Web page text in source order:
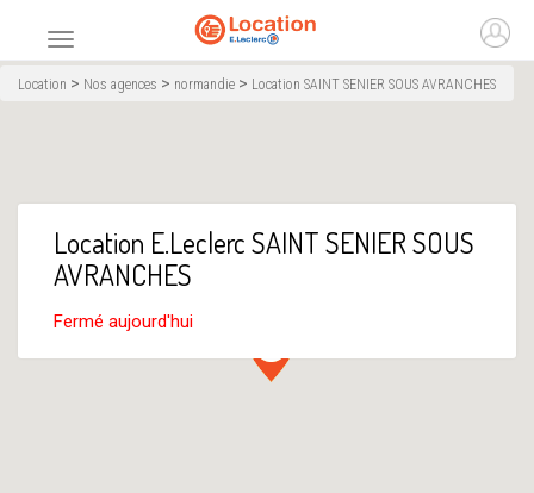
Menu principal
Accueil
Location > Nos agences > normandie > Location SAINT SENIER SOUS AVRANCHES
Location E.Leclerc SAINT SENIER SOUS
AVRANCHES
Fermé aujourd'hui